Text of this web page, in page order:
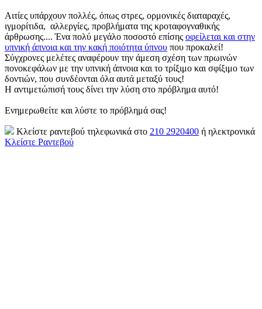
Αιτίες υπάρχουν πολλές, όπως στρες, ορμονικές διαταραχές,
ιγμορίτιδα, αλλεργίες, προβλήματα της κροταφογναθικής
άρθρωσης.... Ένα πολύ μεγάλο ποσοστό επίσης οφείλεται και στην
υπνική άπνοια και την κακή ποιότητα ύπνου που προκαλεί!
Σύγχρονες μελέτες αναφέρουν την άμεση σχέση των πρωινών
πονοκεφάλων με την υπνική άπνοια και το τρίξιμο και σφίξιμο των
δοντιών, που συνδέονται όλα αυτά μεταξύ τους!
Η αντιμετώπισή τους δίνει την λύση στο πρόβλημα αυτό!
Ενημερωθείτε και λύστε το πρόβλημά σας!
Κλείστε ραντεβού τηλεφωνικά στο 210 2920400 ή ηλεκτρονικά
Κλείστε Ραντεβού